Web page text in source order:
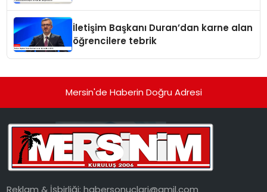
İletişim Başkanı Duran’dan karne alan
öğrencilere tebrik
Mersin'de Haberin Doğru Adresi
Reklam & İşbirliği:habersonuclari@gmil.com